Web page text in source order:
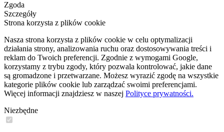
Zgoda
Szczegóły
Strona korzysta z plików cookie
Nasza strona korzysta z plików cookie w celu optymalizacji
działania strony, analizowania ruchu oraz dostosowywania treści i
reklam do Twoich preferencji. Zgodnie z wymogami Google,
korzystamy z trybu zgody, który pozwala kontrolować, jakie dane
są gromadzone i przetwarzane. Możesz wyrazić zgodę na wszystkie
kategorie plików cookie lub zarządzać swoimi preferencjami.
Więcej informacji znajdziesz w naszej Polityce prywatności.
Niezbędne